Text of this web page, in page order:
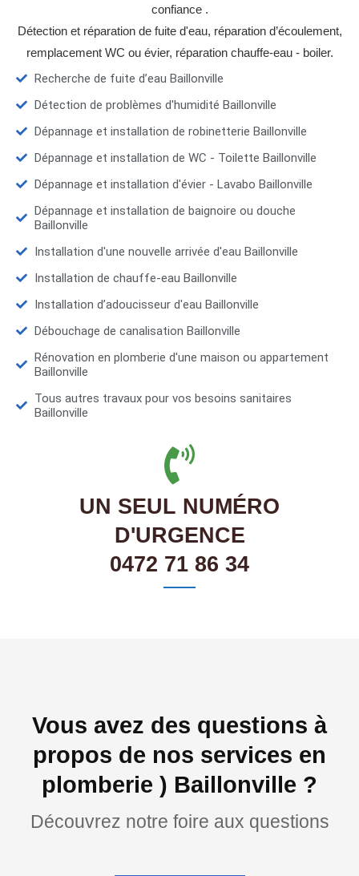
confiance .
Détection et réparation de fuite d'eau, réparation d’écoulement,
remplacement WC ou évier, réparation chauffe-eau - boiler.
Recherche de fuite d’eau Baillonville
Détection de problèmes d'humidité Baillonville
Dépannage et installation de robinetterie Baillonville
Dépannage et installation de WC - Toilette Baillonville
Dépannage et installation d'évier - Lavabo Baillonville
Dépannage et installation de baignoire ou douche
Baillonville
Installation d'une nouvelle arrivée d'eau Baillonville
Installation de chauffe-eau Baillonville
Installation d’adoucisseur d'eau Baillonville
Débouchage de canalisation Baillonville
Rénovation en plomberie d'une maison ou appartement
Baillonville
Tous autres travaux pour vos besoins sanitaires
Baillonville
UN SEUL NUMÉRO
D'URGENCE
0472 71 86 34
Vous avez des questions à
propos de nos services en
plomberie ) Baillonville ?
Découvrez notre foire aux questions